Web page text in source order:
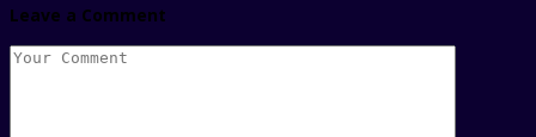
Leave a Comment